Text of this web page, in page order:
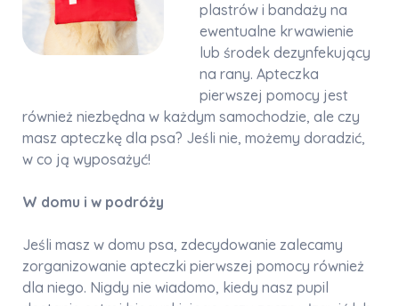
plastrów i bandaży na
ewentualne krwawienie
lub środek dezynfekujący
na rany. Apteczka
pierwszej pomocy jest
również niezbędna w każdym samochodzie, ale czy
masz apteczkę dla psa? Jeśli nie, możemy doradzić,
w co ją wyposażyć!
W domu i w podróży
Jeśli masz w domu psa, zdecydowanie zalecamy
zorganizowanie apteczki pierwszej pomocy również
dla niego. Nigdy nie wiadomo, kiedy nasz pupil